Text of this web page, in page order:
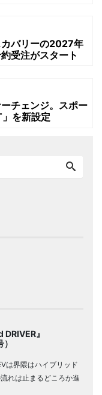
バリーの2027年
受注がスタート
チェンジ。スポー
を新設定
』
は界隈はハイブリッド
れは止まるどころか進